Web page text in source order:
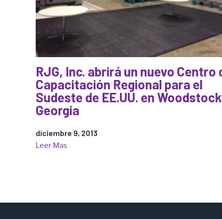
RJG, Inc. abrirá un nuevo Centro
Capacitación Regional para el
Sudeste de EE.UU. en
Georgia
diciembre 9, 2013
Leer Mas: